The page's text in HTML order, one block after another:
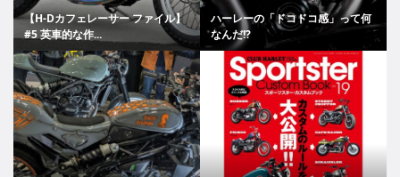
【H-Dカフェレーサー ファイル】
#5 英車的な作...
ハーレーの「ドコドコ感」って何
なんだ!?